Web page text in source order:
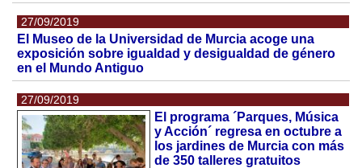
27/09/2019
El Museo de la Universidad de Murcia acoge una
exposición sobre igualdad y desigualdad de género
en el Mundo Antiguo
27/09/2019
El programa ´Parques, Música
y Acción´ regresa en octubre a
los jardines de Murcia con más
de 350 talleres gratuitos